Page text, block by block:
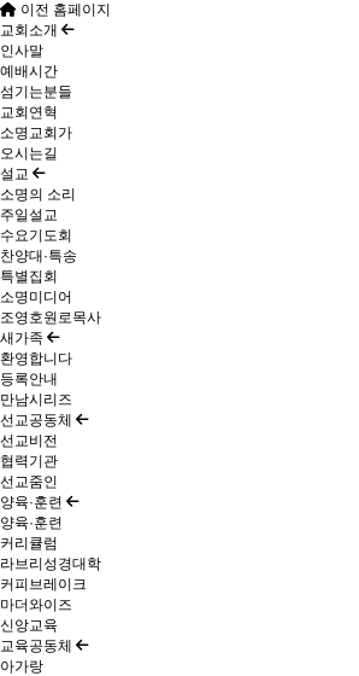
이전 홈페이지
교회소개
인사말
예배시간
섬기는분들
교회연혁
소명교회가
오시는길
설교
소명의 소리
주일설교
수요기도회
찬양대·특송
특별집회
소명미디어
조영호원로목사
새가족
환영합니다
등록안내
만남시리즈
선교공동체
선교비전
협력기관
선교줌인
양육·훈련
양육·훈련
커리큘럼
라브리성경대학
커피브레이크
마더와이즈
신앙교육
교육공동체
아가랑